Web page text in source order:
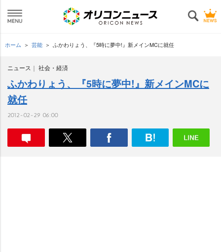
ホーム 芸能 ふかわりょう、『5時に夢中!』新メインMCに就任
ニュース 社会・経済
ふかわりょう、『5時に夢中!』新メインMCに
就任
2012-02-29 06:00